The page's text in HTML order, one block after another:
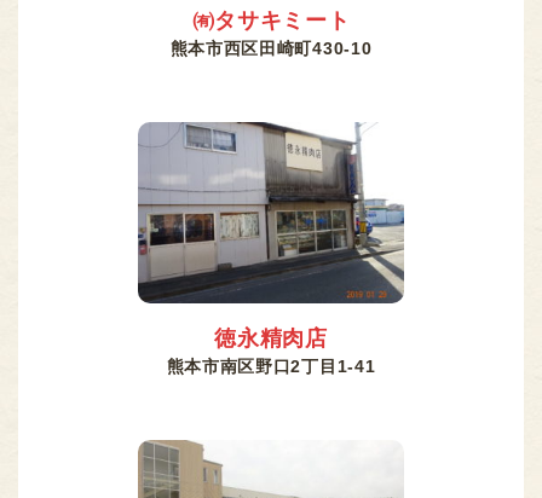
㈲タサキミート
熊本市西区田崎町430-10
徳永精肉店
熊本市南区野口2丁目1-41